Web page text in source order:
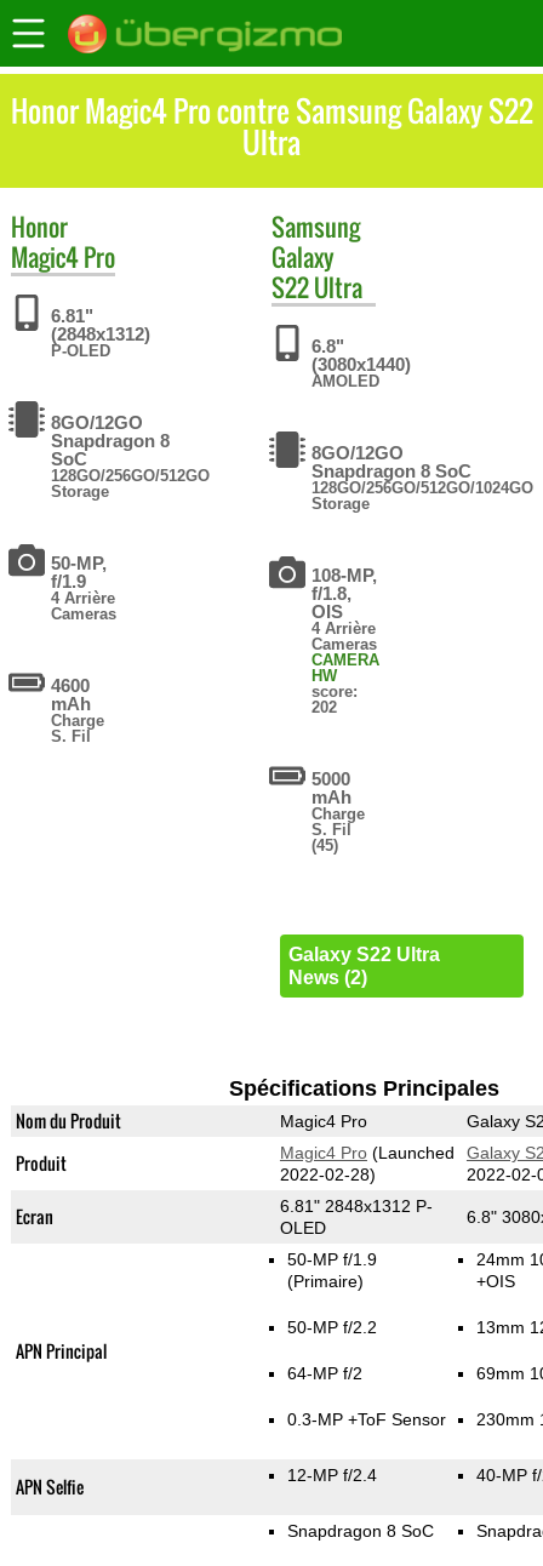
Honor Magic4 Pro contre Samsung Galaxy S22
Ultra
Honor
Magic4 Pro
6.81"
(2848x1312)
P-OLED
8GO/12GO
Snapdragon 8
SoC
128GO/256GO/512GO
Storage
50-MP,
f/1.9
4 Arrière
Cameras
4600
mAh
Charge
S. Fil
Samsung
Galaxy
S22 Ultra
6.8"
(3080x1440)
AMOLED
8GO/12GO
Snapdragon 8 SoC
128GO/256GO/512GO/1024GO
Storage
108-MP,
f/1.8,
OIS
4 Arrière
Cameras
CAMERA
HW
score:
202
5000
mAh
Charge
S. Fil
(45)
Galaxy S22 Ultra
News (2)
Spécifications Principales
Nom du Produit Magic4 Pro Galaxy
Produit Magic4 Pro(Launched
2022-02-28)
Galaxy
2022-02-
Ecran
6.81" 2848x1312 P-
OLED
6.8"
APN Principal
50-MP f/1.9
(Primaire)
50-MP f/2.2
64-MP f/2
0.3-MP +ToF Sensor
24mm
+OIS
13mm
69mm
230mm
APN Selfie 12-MP f/2.4 40-MP
Snapdragon 8 SoC